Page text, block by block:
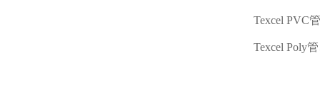
Texcel PVC
Texcel Poly